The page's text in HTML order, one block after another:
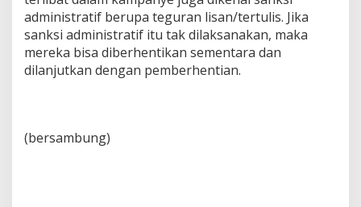
administratif berupa teguran lisan/tertulis. Jika
sanksi administratif itu tak dilaksanakan, maka
mereka bisa diberhentikan sementara dan
dilanjutkan dengan pemberhentian.
(bersambung)